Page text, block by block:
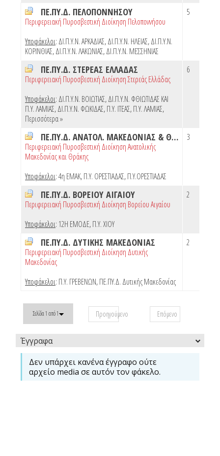
ΠΕ.ΠΥ.Δ. ΠΕΛΟΠΟΝΝΗΣΟΥ
Περιφερειακή Πυροσβεστική Διοίκηση Πελοποννήσου
Υποφάκελοι: ΔΙ.Π.Υ.Ν. ΑΡΚΑΔΙΑΣ,ΔΙ.Π.Υ.Ν. ΗΛΕΙΑΣ,ΔΙ.Π.Υ.Ν.
ΚΟΡΙΝΘΙΑΣ,ΔΙ.Π.Υ.Ν. ΛΑΚΩΝΙΑΣ,ΔΙ.Π.Υ.Ν. ΜΕΣΣΗΝΙΑΣ
5
ΠΕ.ΠΥ.Δ. ΣΤΕΡΕΑΣ ΕΛΛΑΔΑΣ
Περιφερειακή Πυροσβεστική Διοίκηση Στερεάς Ελλάδας
Υποφάκελοι: ΔΙ.Π.Υ.Ν. ΒΟΙΩΤΙΑΣ,ΔΙ.Π.Υ.Ν. ΦΘΙΩΤΙΔΑΣ ΚΑΙ
Π.Υ. ΛΑΜΙΑΣ,ΔΙ.Π.Υ.Ν. ΦΩΚΙΔΑΣ,Π.Υ. ΙΤΕΑΣ,Π.Υ. ΛΑΜΙΑΣ,
Περισσότερα »
6
ΠΕ.ΠΥ.Δ. ΑΝΑΤΟΛ. ΜΑΚΕΔΟΝΙΑΣ & ΘΡΑΚΗΣ
Περιφερειακή Πυροσβεστική Διοίκηση Ανατολικής
Μακεδονίας και Θράκης
Υποφάκελοι:4η ΕΜΑΚ,Π.Υ. ΟΡΕΣΤΙΑΔΑΣ,Π.Υ.ΟΡΕΣΤΙΑΔΑΣ
3
ΠΕ.ΠΥ.Δ. ΒΟΡΕΙΟΥ ΑΙΓΑΙΟΥ
Περιφερειακή Πυροσβεστική Διοίκηση Βορείου Αιγαίου
Υποφάκελοι: 12Η ΕΜΟΔΕ,Π.Υ. ΧΙΟΥ
2
ΠΕ.ΠΥ.Δ. ΔΥΤΙΚΗΣ ΜΑΚΕΔΟΝΙΑΣ
Περιφερειακή Πυροσβεστική Διοίκηση Δυτικής
Μακεδονίας
Υποφάκελοι: Π.Υ. ΓΡΕΒΕΝΩΝ,ΠΕ.ΠΥ.Δ. Δυτικής Μακεδονίας
2
Σελίδα 1 από 1 Προηγούμενο Επόμενο
Έγγραφα
Δεν υπάρχει κανένα έγγραφο ούτε
αρχείο media σε αυτόν τον φάκελο.